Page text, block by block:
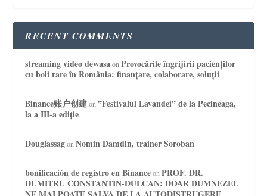
RECENT COMMENTS
streaming video dewasaonProvocările îngrijirii pacienților
cu boli rare în România: finanțare, colaborare, soluții
Binance账户创建on”Festivalul Lavandei” de la Pecineaga,
la a III-a ediție
DouglassagonNomin Damdin, trainer Soroban
bonificación de registro en BinanceonPROF. DR.
DUMITRU CONSTANTIN-DULCAN: DOAR DUMNEZEU